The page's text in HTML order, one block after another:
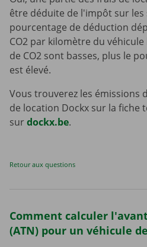
être déduite de l'impôt sur les
pourcentage de déduction
CO2 par kilomètre du
de CO2 sont basses, plus le
est élevé.
Vous trouverez les émissions
de location Dockx sur la fiche
surdockx.be.
Retour aux questions
Comment calculer
(ATN) pour un véhicule